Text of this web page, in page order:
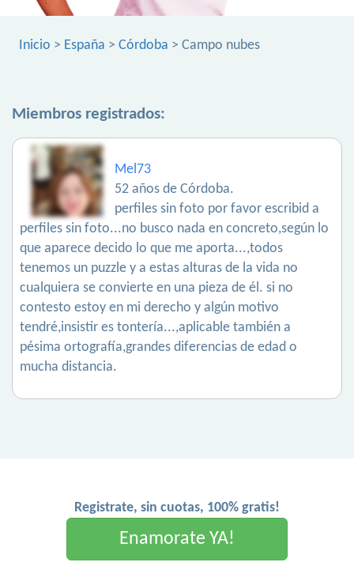
Inicio > España > Córdoba > Campo nubes
Miembros registrados:
Mel73
52 años de Córdoba.
perfiles sin foto por favor escribid a
perfiles sin foto...no busco nada en concreto,según lo
que aparece decido lo que me aporta...,todos
tenemos un puzzle y a estas alturas de la vida no
cualquiera se convierte en una pieza de él. si no
contesto estoy en mi derecho y algún motivo
tendré,insistir es tontería...,aplicable también a
pésima ortografía,grandes diferencias de edad o
mucha distancia.
Registrate, sin cuotas, 100% gratis!
Enamorate YA!